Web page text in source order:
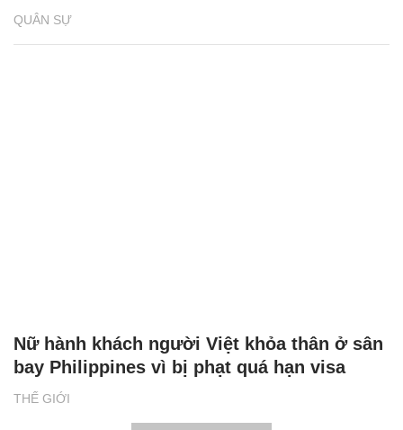
QUÂN SỰ
THẾ GIỚI
Nữ hành khách người Việt khỏa thân ở sân
bay Philippines vì bị phạt quá hạn visa